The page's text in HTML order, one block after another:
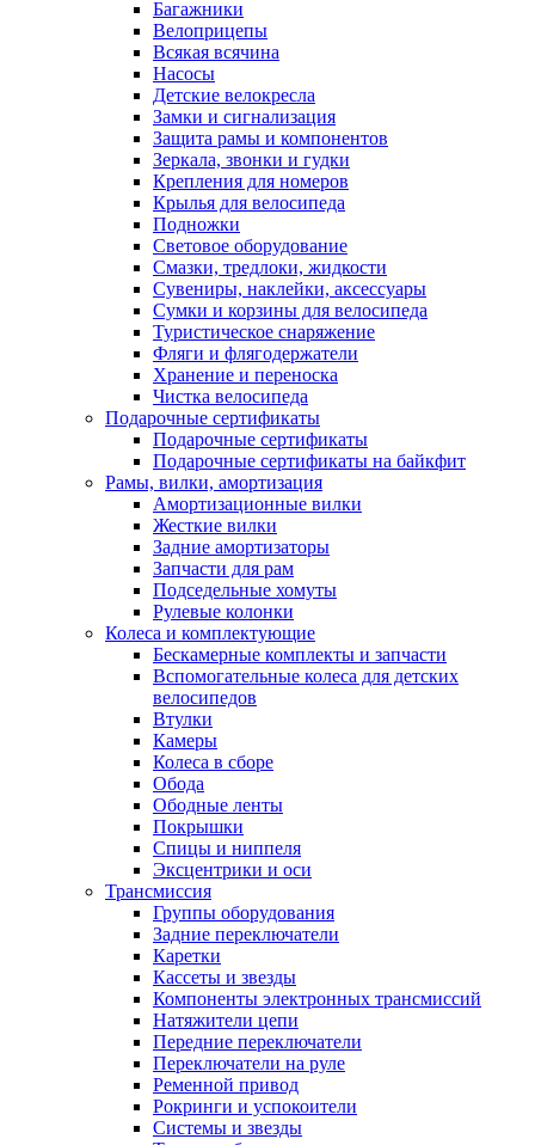
Багажники
Велоприцепы
Всякая всячина
Насосы
Детские велокресла
Замки и сигнализация
Защита рамы и компонентов
Зеркала, звонки и гудки
Крепления для номеров
Крылья для велосипеда
Подножки
Световое оборудование
Смазки, тредлоки, жидкости
Сувениры, наклейки, аксессуары
Сумки и корзины для велосипеда
Туристическое снаряжение
Фляги и флягодержатели
Хранение и переноска
Чистка велосипеда
Подарочные сертификаты
Подарочные сертификаты
Подарочные сертификаты на байкфит
Рамы, вилки, амортизация
Амортизационные вилки
Жесткие вилки
Задние амортизаторы
Запчасти для рам
Подседельные хомуты
Рулевые колонки
Колеса и комплектующие
Бескамерные комплекты и запчасти
Вспомогательные колеса для детских
велосипедов
Втулки
Камеры
Колеса в сборе
Обода
Ободные ленты
Покрышки
Спицы и ниппеля
Эксцентрики и оси
Трансмиссия
Группы оборудования
Задние переключатели
Каретки
Кассеты и звезды
Компоненты электронных трансмиссий
Натяжители цепи
Передние переключатели
Переключатели на руле
Ременной привод
Рокринги и успокоители
Системы и звезды